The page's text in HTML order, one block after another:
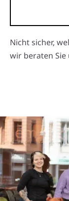
Nicht sicher,
wir beraten